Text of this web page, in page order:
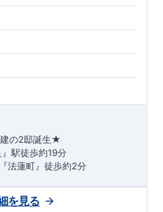
の2邸誕生★
』駅徒歩約19分
法蓮町』徒歩約2分
約12分
付 ​・可変間取
を見る